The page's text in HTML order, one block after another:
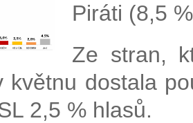
Piráti (8,5
Ze stran,
květnu dostala
2,5 % hlasů.